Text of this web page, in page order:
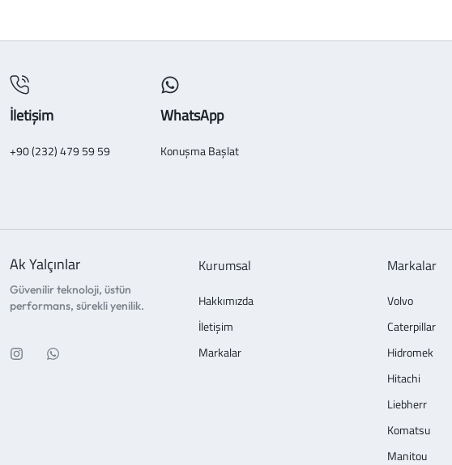
İletişim
+90 (232) 479 59 59
WhatsApp
Konuşma Başlat
Ak Yalçınlar
Güvenilir teknoloji, üstün
performans, sürekli yenilik.
Kurumsal
Hakkımızda
İletişim
Markalar
Markalar
Volvo
Caterpillar
Hidromek
Hitachi
Liebherr
Komatsu
Manitou